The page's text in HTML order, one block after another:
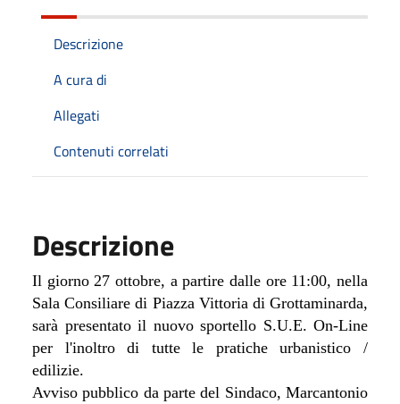
Descrizione
A cura di
Allegati
Contenuti correlati
Descrizione
Il giorno 27 ottobre, a partire dalle ore 11:00, nella
Sala Consiliare di Piazza Vittoria di Grottaminarda,
sarà presentato il nuovo sportello S.U.E. On-Line
per l'inoltro di tutte le pratiche urbanistico /
edilizie.
Avviso pubblico da parte del Sindaco, Marcantonio